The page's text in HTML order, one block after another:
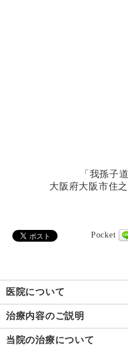
「我孫子
大阪府大阪市住
Pocket
医院について
治療内容のご説明
当院の治療について